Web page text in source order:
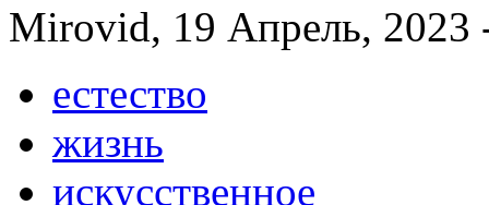
Mirovid, 19 Апрель, 2023
естество
жизнь
искусственное